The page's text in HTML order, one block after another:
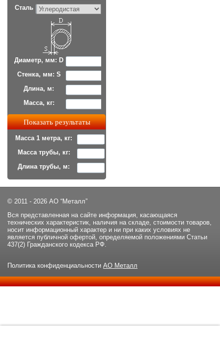
Сталь
Диаметр, мм: D
Стенка, мм: S
Длина, м:
Масса, кг:
Масса 1 метра, кг:
Масса трубы, кг:
Длина трубы, м:
© 2011 - 2026 АО “Металл”
Вся представленная на сайте информация, касающаяся
технических характеристик, наличия на складе, стоимости товаров,
носит информационный характер и ни при каких условиях не
является публичной офертой, определяемой положениями Статьи
437(2) Гражданского кодекса РФ.
Политика конфиденциальности АО Металл